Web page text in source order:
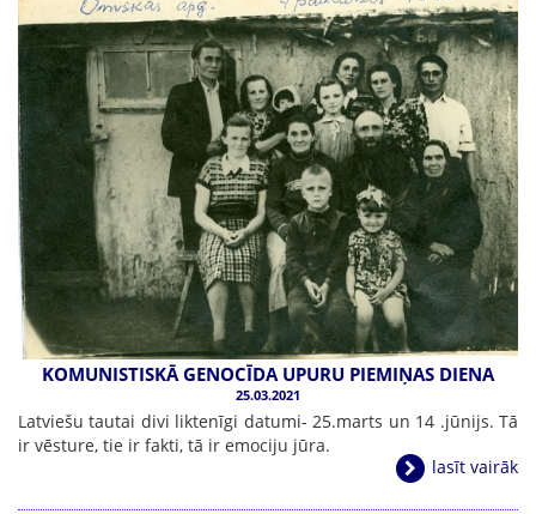
KOMUNISTISKĀ GENOCĪDA UPURU PIEMIŅAS DIENA
25.03.2021
Latviešu tautai divi liktenīgi datumi- 25.marts un 14 .jūnijs. Tā
ir vēsture, tie ir fakti, tā ir emociju jūra.
lasīt vairāk